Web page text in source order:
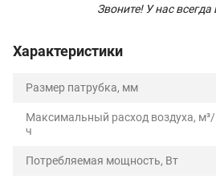
Звоните! У нас
Характеристики
Размер патрубка, мм
Максимальный расход воздуха, м³/
ч
Потребляемая мощность, Вт